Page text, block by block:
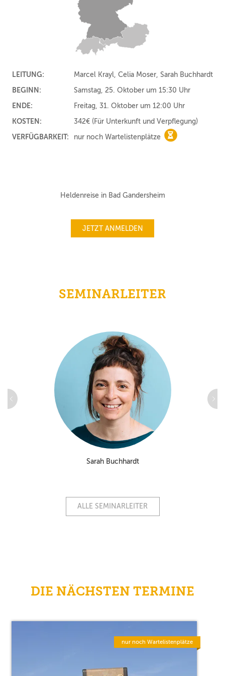
LEITUNG:
Marcel Krayl, Celia Moser, Sarah Buchhardt
BEGINN:
Samstag, 25. Oktober um 15:30 Uhr
ENDE:
Freitag, 31. Oktober um 12:00 Uhr
KOSTEN:
342€ (Für Unterkunft und Verpflegung)
VERFÜGBARKEIT:
nur noch Wartelistenplätze nur noch
Heldenreise in Bad Gandersheim
JETZT ANMELDEN
SEMINARLEITER
Sarah Buchhardt
ALLE SEMINARLEITER
DIE NÄCHSTEN TERMINE
nur noch Wartelistenplätze